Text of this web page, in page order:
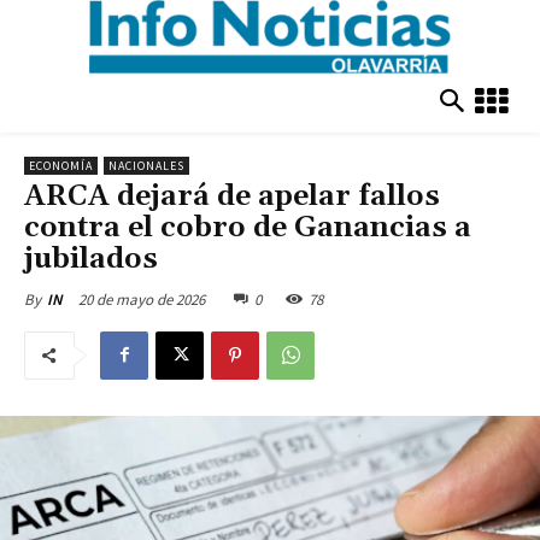
ECONOMÍA NACIONALES
ARCA dejará de apelar fallos
contra el cobro de Ganancias a
jubilados
By IN 20 de mayo de 2026 0 78